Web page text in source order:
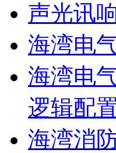
声光讯
海湾电
海湾电
逻辑配
海湾消